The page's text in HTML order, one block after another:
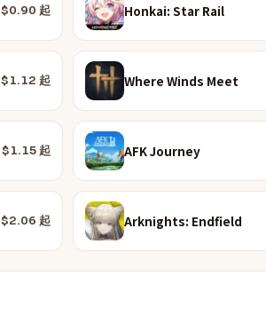
$0.90 起 Honkai: Star Rail
$1.12 起 Where Winds Meet
$1.15 起 AFK Journey
$2.06 起 Arknights: Endfield